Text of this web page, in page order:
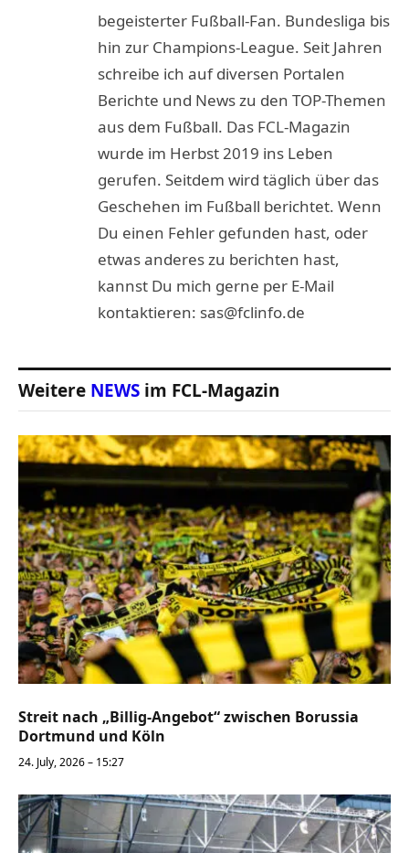
begeisterter Fußball-Fan. Bundesliga bis
hin zur Champions-League. Seit Jahren
schreibe ich auf diversen Portalen
Berichte und News zu den TOP-Themen
aus dem Fußball. Das FCL-Magazin
wurde im Herbst 2019 ins Leben
gerufen. Seitdem wird täglich über das
Geschehen im Fußball berichtet. Wenn
Du einen Fehler gefunden hast, oder
etwas anderes zu berichten hast,
kannst Du mich gerne per E-Mail
kontaktieren: sas@fclinfo.de
Weitere NEWS im FCL-Magazin
Streit nach „Billig-Angebot“ zwischen Borussia
Dortmund und Köln
24. July, 2026 – 15:27